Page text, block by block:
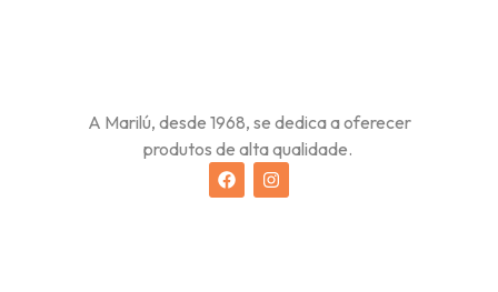
A Marilú, desde 1968, se dedica a oferecer
produtos de alta qualidade.